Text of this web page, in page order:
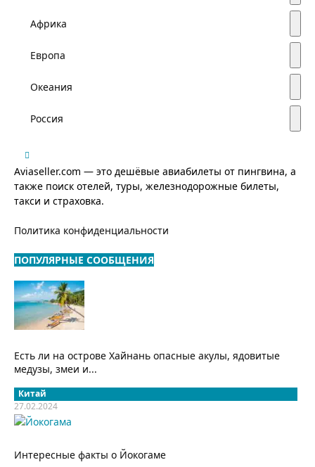
Африка
Европа
Океания
Россия
Aviaseller.com — это дешёвые авиабилеты от пингвина, а
также поиск отелей, туры, железнодорожные билеты,
такси и страховка.
Политика конфиденциальности
ПОПУЛЯРНЫЕ СООБЩЕНИЯ
Есть ли на острове Хайнань опасные акулы, ядовитые
медузы, змеи и...
Китай
27.02.2024
Интересные факты о Йокогаме